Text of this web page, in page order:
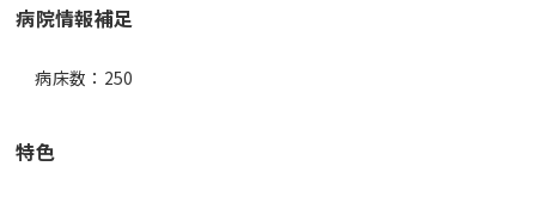
病院情報補足
病床数：250
特色